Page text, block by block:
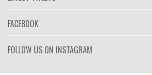
FACEBOOK
FOLLOW US ON INSTAGRAM